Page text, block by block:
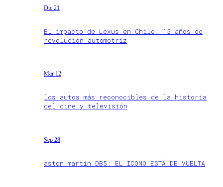
Dic 21
El impacto de Lexus en Chile: 15 años de
revolución automotriz
Mar 12
los autos más reconocibles de la historia
del cine y televisión
Sep 28
aston martin DB5: EL ICONO ESTÁ DE VUELTA